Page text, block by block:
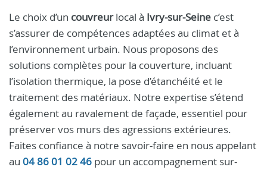
Le choix d’un couvreurlocal à Ivry-sur-Seine c’est
s’assurer de compétences adaptées au climat et à
l’environnement urbain. Nous proposons des
solutions complètes pour la couverture, incluant
l’isolation thermique, la pose d’étanchéité et le
traitement des matériaux. Notre expertise s’étend
également au ravalement de façade, essentiel pour
préserver vos murs des agressions extérieures.
Faites confiance à notre savoir-faire en nous appelant
au 04 86 01 02 46 pour un accompagnement sur-